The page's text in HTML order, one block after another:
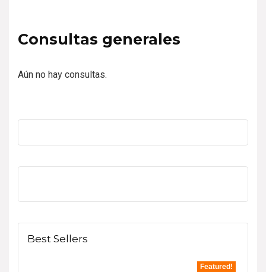
Consultas generales
Aún no hay consultas.
Best Sellers
Featured!